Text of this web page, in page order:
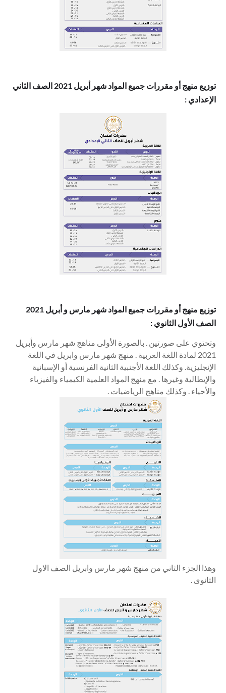
توزيع منهج أو مقررات جميع المواد شهر أبريل 2021 الصف الثاني
الإعدادي :
توزيع منهج أو مقررات جميع المواد شهر مارس و أبريل 2021
الصف الأول الثانوي :
وتحتوي على صورتين . بالصورة الأولى مناهج شهر مارس وأبريل
2021 لمادة اللغة العربية . منهج شهر مارس وابريل في اللغة
الإنجليزية. وكذلك اللغة الأجنبية الثانية الفرنسية أو الإسبانية
والإيطالية وغيرها . مع منهج المواد العلمية الكيمياء والفيزياء
والأحياء . وكذلك مناهج الرياضيات .
وهذا الجزء الثاني من منهج شهر مارس وابريل الصف الاول
الثانوى .